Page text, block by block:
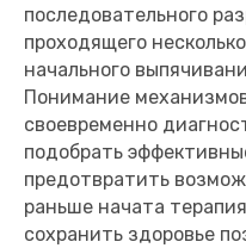
последовательного
проходящего
начального
Понимание
своевременно
подобрать
предотвратить
раньше начата
сохранить здоровье